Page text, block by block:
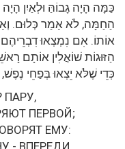
כַּמָּה הָיָה גָבוֹהַּ וּלְאַיִן
הַחַמָּה, לֹא אַמַר כְּלוּם.
אוֹתוֹ. אִם נִמְצְאוּ
הַזּוּגוֹת שׁוֹאֲלִין אוֹתָם
כְּדֵי שֶׁלֹּא יֵצְאוּ בְּפַחֵי
ПАРУ,
ПЕРВОЙ;
ЕМУ:
- ВПЕРЕДИ